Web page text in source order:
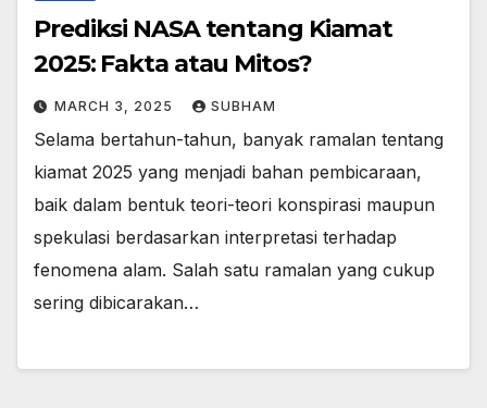
Prediksi NASA tentang Kiamat
2025: Fakta atau Mitos?
MARCH 3, 2025 SUBHAM
Selama bertahun-tahun, banyak ramalan tentang
kiamat 2025 yang menjadi bahan pembicaraan,
baik dalam bentuk teori-teori konspirasi maupun
spekulasi berdasarkan interpretasi terhadap
fenomena alam. Salah satu ramalan yang cukup
sering dibicarakan…